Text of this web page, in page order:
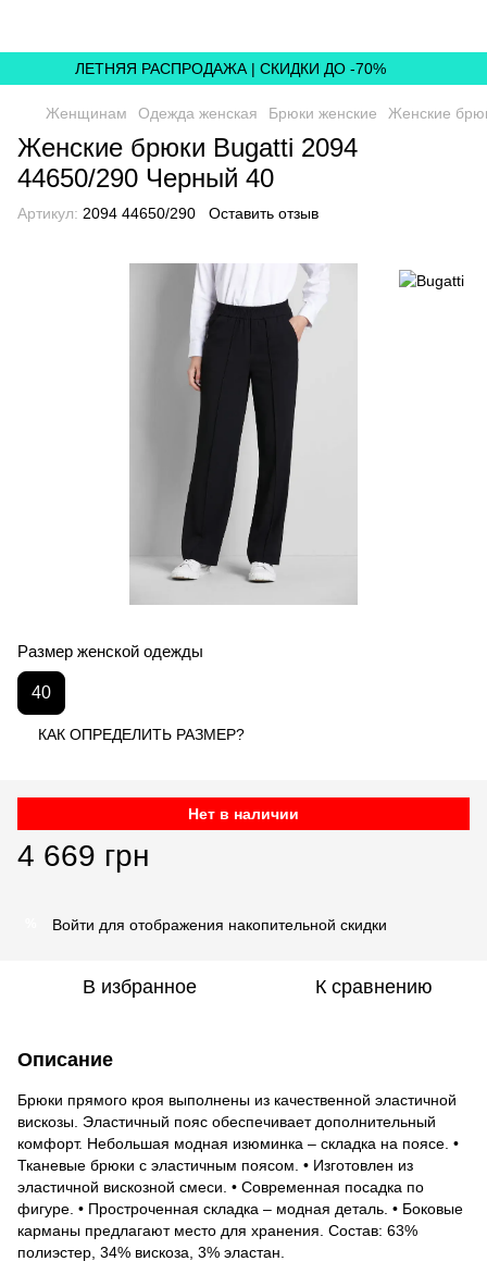
ЛЕТНЯЯ РАСПРОДАЖА | СКИДКИ ДО -70%
Женщинам Одежда женская Брюки женские Женские
Женские брюки Bugatti 2094
44650/290 Черный 40
Артикул: 2094 44650/290 Оставить отзыв
Размер женской одежды
40
КАК ОПРЕДЕЛИТЬ РАЗМЕР?
Нет в наличии
4 669 грн
Войти для отображения накопительной скидки
В избранное К сравнению
Описание
Брюки прямого кроя выполнены из качественной эластичной
вискозы. Эластичный пояс обеспечивает дополнительный
комфорт. Небольшая модная изюминка – складка на поясе. •
Тканевые брюки с эластичным поясом. • Изготовлен из
эластичной вискозной смеси. • Современная посадка по
фигуре. • Простроченная складка – модная деталь. • Боковые
карманы предлагают место для хранения. Состав: 63%
полиэстер, 34% вискоза, 3% эластан.